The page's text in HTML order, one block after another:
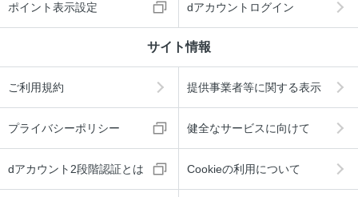
ポイント表示設定 dアカウントログイン
サイト情報
ご利用規約 提供事業者等に関する表示
プライバシーポリシー 健全なサービスに向けて
dアカウント2段階認証とは Cookieの利用について